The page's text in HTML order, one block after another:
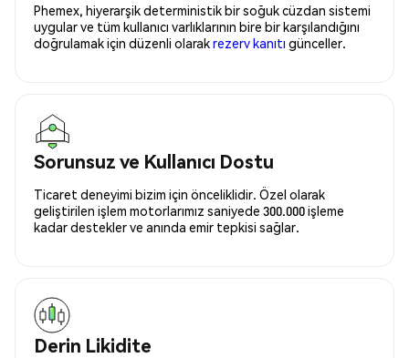
Phemex, hiyerarşik deterministik bir soğuk cüzdan sistemi
uygular ve tüm kullanıcı varlıklarının bire bir karşılandığını
doğrulamak için düzenli olarakrezerv kanıtı günceller.
Sorunsuz ve Kullanıcı Dostu
Ticaret deneyimi bizim için önceliklidir. Özel olarak
geliştirilen işlem motorlarımız saniyede 300.000 işleme
kadar destekler ve anında emir tepkisi sağlar.
Derin Likidite